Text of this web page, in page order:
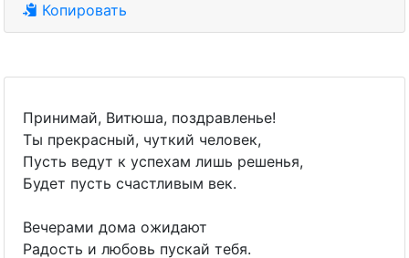
Копировать
Принимай, Витюша, поздравленье!
Ты прекрасный, чуткий человек,
Пусть ведут к успехам лишь решенья,
Будет пусть счастливым век.
Вечерами дома ожидают
Радость и любовь пускай тебя.